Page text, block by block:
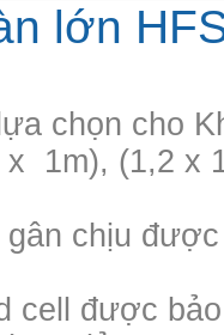
lớn
chọn cho
x 1m), (1,2 x
gân chịu
cell được